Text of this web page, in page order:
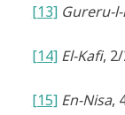
[13] Gureru-
[14] El-Kafi,
[15] En-Nisa,